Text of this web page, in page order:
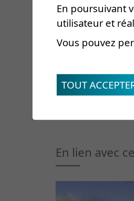
pour
Tél.
+41
En lien avec
En poursuivant
utilisateur et
Vous pouvez
TOUT